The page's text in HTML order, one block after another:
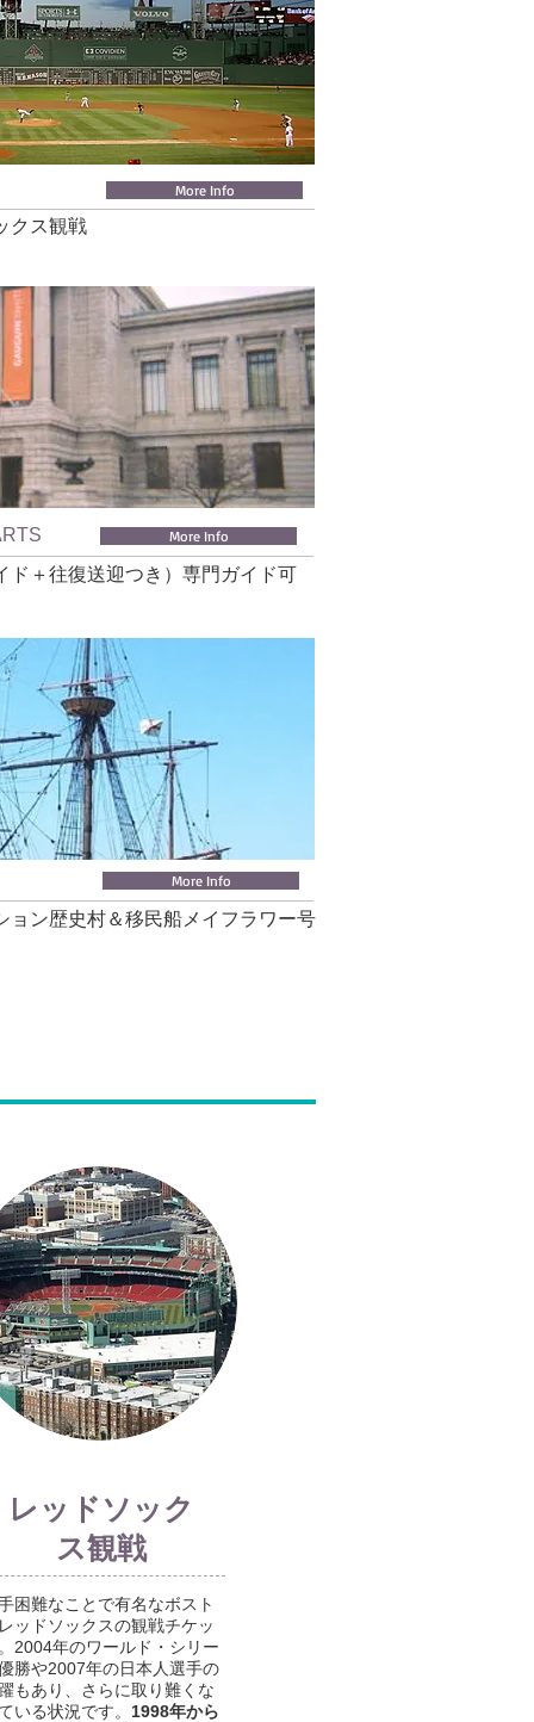
More Info
クス観戦
More Info
ド＋往復送迎つき）専門ガイド可
More Info
ョン歴史村＆移民船メイフラワー号
レッドソック
ス観戦
困難なことで有名なボスト
ッドソックスの観戦チケッ
2004年のワールド・シリー
勝や2007年の日本人選手の
もあり、さらに取り難くな
いる状況です。 1998年から